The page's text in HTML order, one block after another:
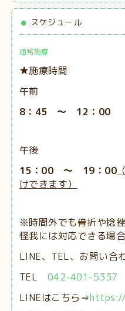
スケジュール
通常施療
★施療時間
午前
8：45 ～ 12：00
午後
15：00 ～ 19：00
けできます）
※時間外でも骨折や捻
怪我には対応できる場
LINE、TEL、お問い合
TEL 042-401-5337
LINEはこちら⇒